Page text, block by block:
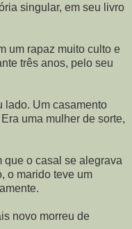
singular, em seu livro
um rapaz muito culto e
três anos, pelo seu
lado. Um casamento
uma mulher de sorte,
que o casal se alegrava
o marido teve um
novo morreu de